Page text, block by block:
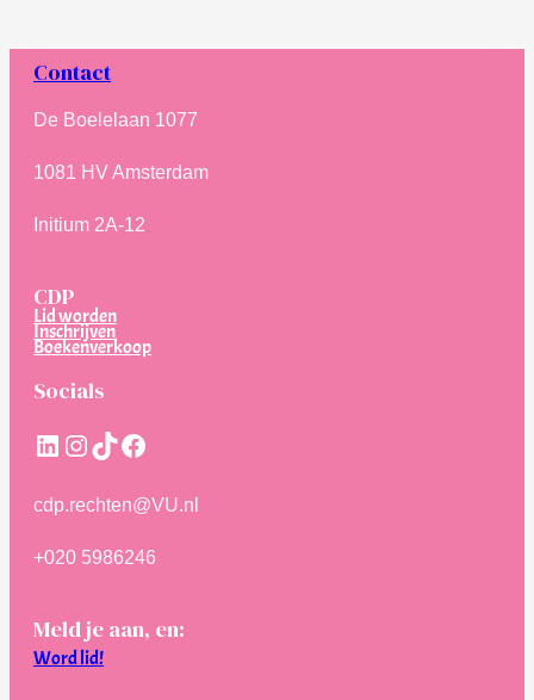
Contact
De Boelelaan 1077
1081 HV Amsterdam
Initium 2A-12
CDP
Lid worden
Inschrijven
Boekenverkoop
Socials
LinkedIn
Instagram
TikTokFacebook
cdp.rechten@VU.nl
+020 5986246
Meld je aan, en:
Word lid!